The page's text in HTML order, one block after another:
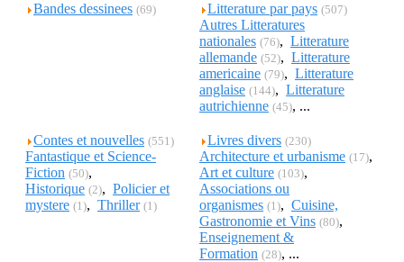
Bandes dessinees (69) Litterature par pays (507)
Autres Litteratures
nationales (76), Litterature
allemande (52), Litterature
americaine (79), Litterature
anglaise (144), Litterature
autrichienne (45), ...
Contes et nouvelles (551)
Fantastique et Science-
Fiction (50),
Historique (2), Policier et
mystere (1), Thriller (1)
Livres divers (230)
Architecture et urbanisme (17),
Art et culture (103),
Associations ou
organismes (1), Cuisine,
Gastronomie et Vins (80),
Enseignement &
Formation (28), ...